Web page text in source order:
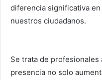
diferencia significativa
nuestros ciudadanos.
­Se trata de profesionales
presencia no solo